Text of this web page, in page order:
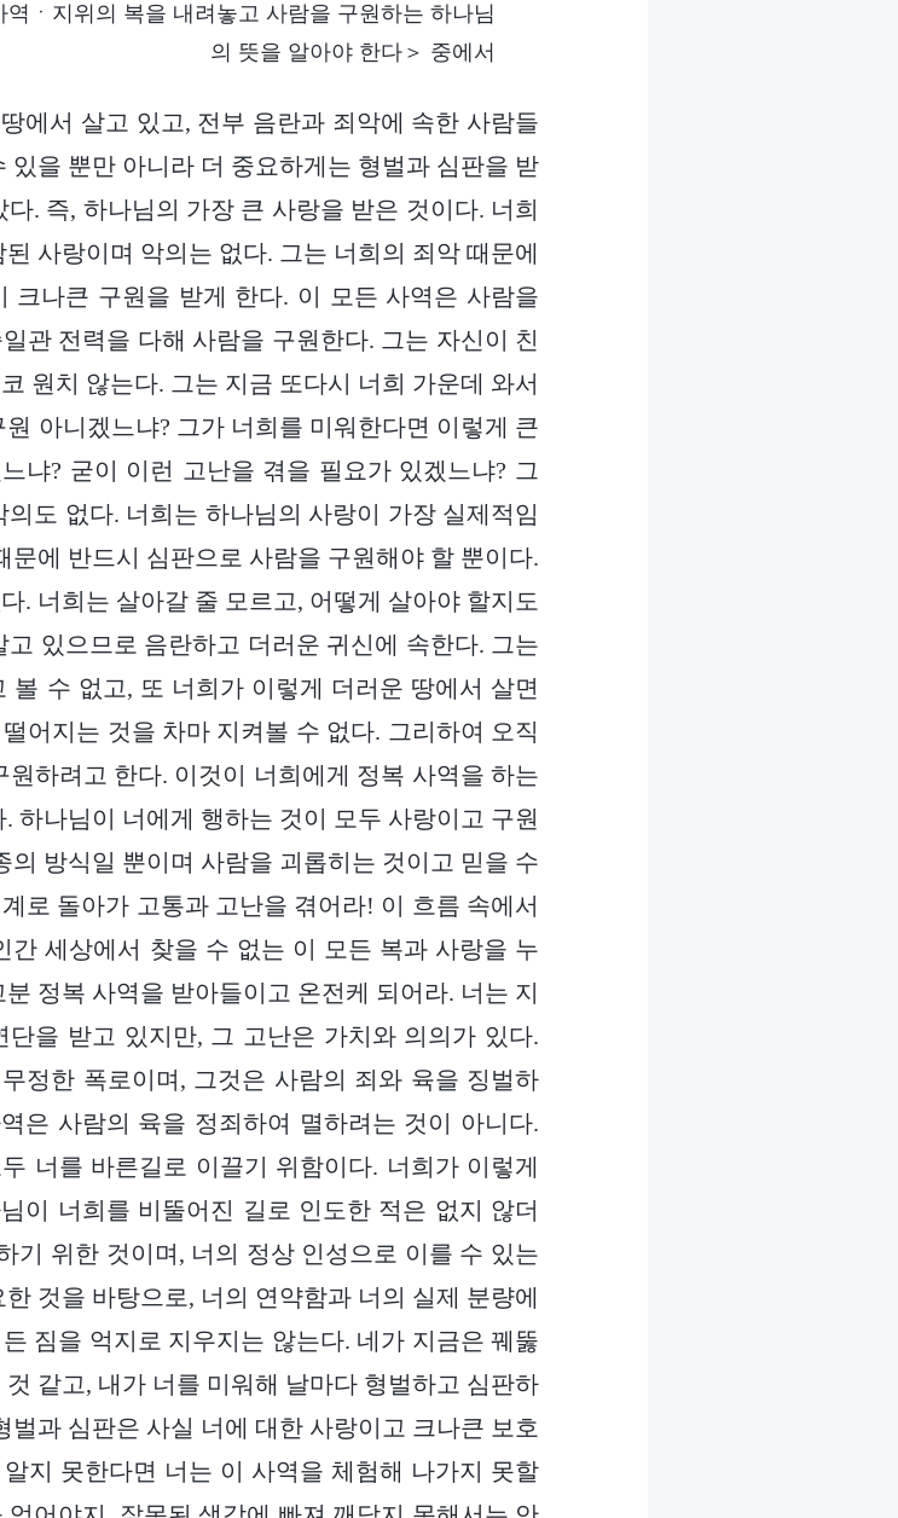
ㆍ지위의 복을 내려놓고 사람을 구원하는 하나님
의 뜻을 알아야 한다＞ 중에서
에서 살고 있고, 전부 음란과 죄악에 속한 사람들
있을 뿐만 아니라 더 중요하게는 형벌과 심판을 받
. 즉, 하나님의 가장 큰 사랑을 받은 것이다. 너희
사랑이며 악의는 없다. 그는 너희의 죄악 때문에
크나큰 구원을 받게 한다. 이 모든 사역은 사람을
관 전력을 다해 사람을 구원한다. 그는 자신이 친
원치 않는다. 그는 지금 또다시 너희 가운데 와서
아니겠느냐? 그가 너희를 미워한다면 이렇게 큰
냐? 굳이 이런 고난을 겪을 필요가 있겠느냐? 그
도 없다. 너희는 하나님의 사랑이 가장 실제적임
문에 반드시 심판으로 사람을 구원해야 할 뿐이다.
. 너희는 살아갈 줄 모르고, 어떻게 살아야 할지도
있으므로 음란하고 더러운 귀신에 속한다. 그는
볼 수 없고, 또 너희가 이렇게 더러운 땅에서 살면
어지는 것을 차마 지켜볼 수 없다. 그리하여 오직
하려고 한다. 이것이 너희에게 정복 사역을 하는
하나님이 너에게 행하는 것이 모두 사랑이고 구원
의 방식일 뿐이며 사람을 괴롭히는 것이고 믿을 수
로 돌아가 고통과 고난을 겪어라! 이 흐름 속에서
간 세상에서 찾을 수 없는 이 모든 복과 사랑을 누
정복 사역을 받아들이고 온전케 되어라. 너는 지
을 받고 있지만, 그 고난은 가치와 의의가 있다.
정한 폭로이며, 그것은 사람의 죄와 육을 징벌하
은 사람의 육을 정죄하여 멸하려는 것이 아니다.
너를 바른길로 이끌기 위함이다. 너희가 이렇게
이 너희를 비뚤어진 길로 인도한 적은 없지 않더
기 위한 것이며, 너의 정상 인성으로 이를 수 있는
것을 바탕으로, 너의 연약함과 너의 실제 분량에
짐을 억지로 지우지는 않는다. 네가 지금은 꿰뚫
같고, 내가 너를 미워해 날마다 형벌하고 심판하
벌과 심판은 사실 너에 대한 사랑이고 크나큰 보호
지 못한다면 너는 이 사역을 체험해 나가지 못할